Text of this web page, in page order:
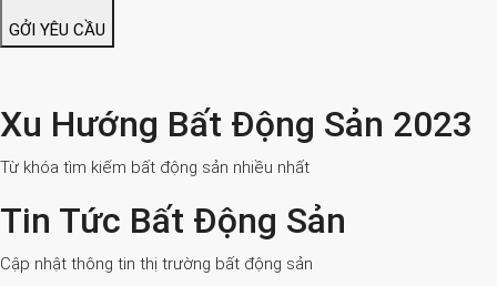
GỞI YÊU CẦU
Xu Hướng Bất Động Sản 2023
Từ khóa tìm kiếm bất động sản nhiều nhất
Tin Tức Bất Động Sản
Cập nhật thông tin thị trường bất động sản